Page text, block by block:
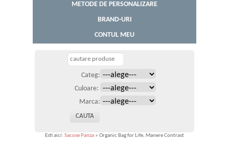
METODE DE PERSONALIZARE
BRAND-URI
CONTUL MEU
Categ:
Culoare:
Marca:
Esti aici: Sacose Panza » Organic Bag for Life, Manere Contrast